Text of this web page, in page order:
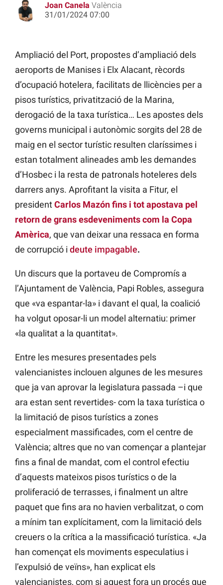
Joan Canela València
31/01/2024 07:00
Ampliació del Port, propostes d’ampliació dels
aeroports de Manises i Elx Alacant, rècords
d’ocupació hotelera, facilitats de llicències per a
pisos turístics, privatització de la Marina,
derogació de la taxa turística… Les apostes dels
governs municipal i autonòmic sorgits del 28 de
maig en el sector turístic resulten claríssimes i
estan totalment alineades amb les demandes
d’Hosbec i la resta de patronals hoteleres dels
darrers anys. Aprofitant la visita a Fitur, el
presidentCarlos Mazón fins i tot apostava pel
retorn de grans esdeveniments com la Copa
Amèrica, que van deixar una ressaca en forma
de corrupció i deute impagable.
Un discurs que la portaveu de Compromís a
l’Ajuntament de València, Papi Robles, assegura
que «va espantar-la» i davant el qual, la coalició
ha volgut oposar-li un model alternatiu: primer
«la qualitat a la quantitat».
Entre les mesures presentades pels
valencianistes inclouen algunes de les mesures
que ja van aprovar la legislatura passada –i que
ara estan sent revertides- com la taxa turística o
la limitació de pisos turístics a zones
especialment massificades, com el centre de
València; altres que no van començar a plantejar
fins a final de mandat, com el control efectiu
d’aquests mateixos pisos turístics o de la
proliferació de terrasses, i finalment un altre
paquet que fins ara no havien verbalitzat, o com
a mínim tan explícitament, com la limitació dels
creuers o la crítica a la massificació turística. «Ja
han començat els moviments especulatius i
l’expulsió de veïns», han explicat els
valencianistes, com si aquest fora un procés que